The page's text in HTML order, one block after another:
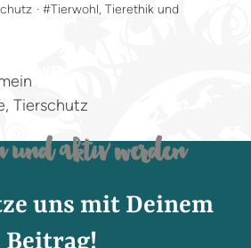
· #Tierwohl, Tierethik und
Tierschutz
und aktiv werden
uns mit Deinem